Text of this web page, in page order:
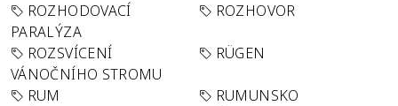
ROZHODOVACÍ
PARALÝZA
ROZHOVOR
ROZSVÍCENÍ
VÁNOČNÍHO STROMU
RÜGEN
RUM
RUMUNSKO